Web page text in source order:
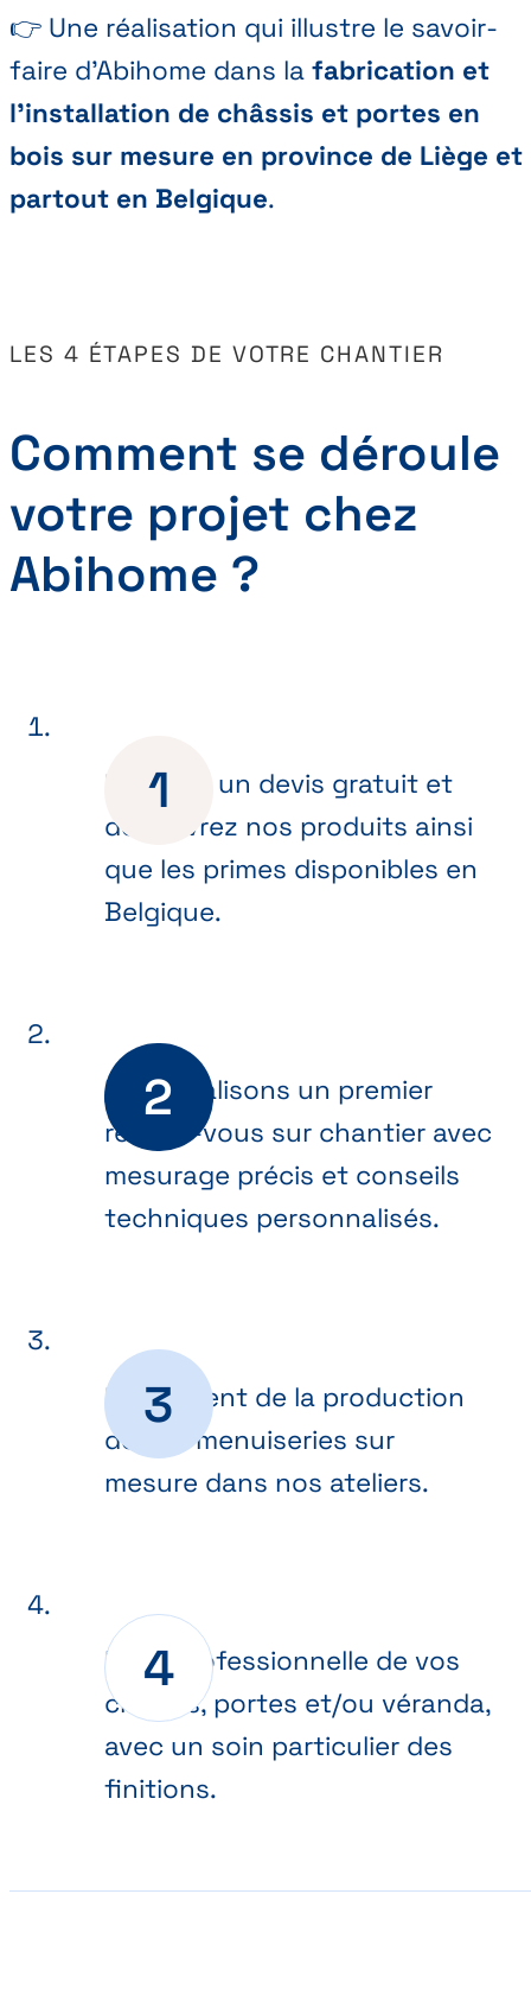
👉 Une réalisation qui illustre le savoir-
faire d’Abihome dans la fabrication et
l’installation de châssis et portes en
bois sur mesure en province de Liège et
partout en Belgique.
LES 4 ÉTAPES DE VOTRE CHANTIER
Comment se déroule
votre projet chez
Abihome ?
Recevez un devis gratuit et
découvrez nos produits ainsi
que les primes disponibles en
Belgique.
Nous réalisons un premier
rendez-vous sur chantier avec
mesurage précis et conseils
techniques personnalisés.
Lancement de la production
de vos menuiseries sur
mesure dans nos ateliers.
Pose professionnelle de vos
châssis, portes et/ou véranda,
avec un soin particulier des
finitions.